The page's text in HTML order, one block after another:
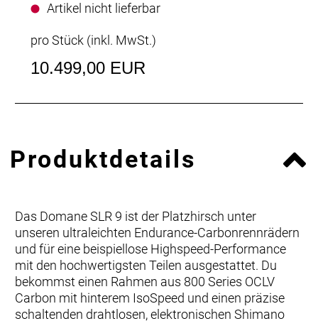
Artikel nicht lieferbar
pro Stück (inkl. MwSt.)
10.499,00 EUR
Produktdetails
Das Domane SLR 9 ist der Platzhirsch unter
unseren ultraleichten Endurance-Carbonrennrädern
und für eine beispiellose Highspeed-Performance
mit den hochwertigsten Teilen ausgestattet. Du
bekommst einen Rahmen aus 800 Series OCLV
Carbon mit hinterem IsoSpeed und einen präzise
schaltenden drahtlosen, elektronischen Shimano